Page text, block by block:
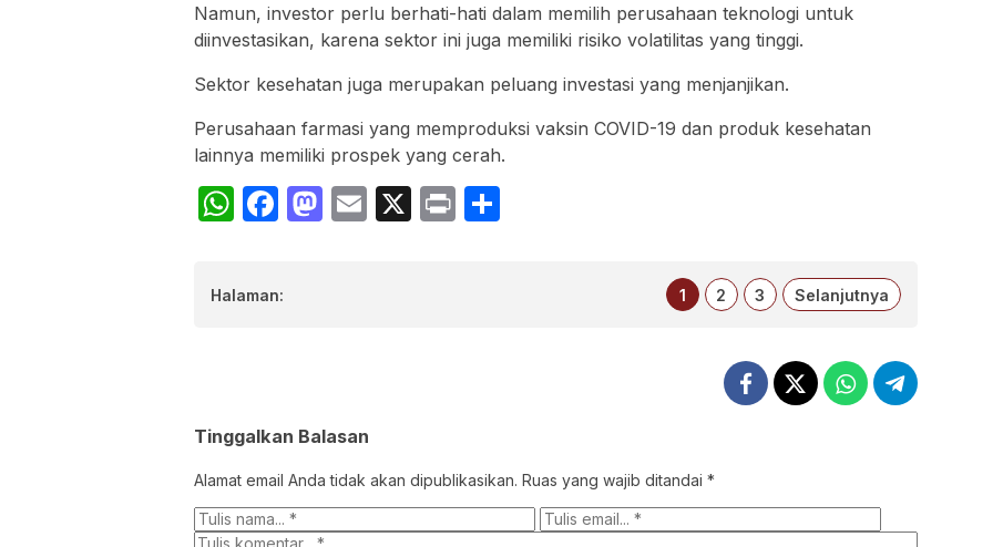
Namun, investor perlu berhati-hati dalam memilih perusahaan teknologi untuk
diinvestasikan, karena sektor ini juga memiliki risiko volatilitas yang tinggi.
Sektor kesehatan juga merupakan peluang investasi yang menjanjikan.
Perusahaan farmasi yang memproduksi vaksin COVID-19 dan produk kesehatan
lainnya memiliki prospek yang cerah.
WhatsApp
Facebook
Mastodon
Email
X Print
Halaman: 1 2 3 Selanjutnya
Tinggalkan Balasan
Alamat email Anda tidak akan dipublikasikan. Ruas yang wajib ditandai *